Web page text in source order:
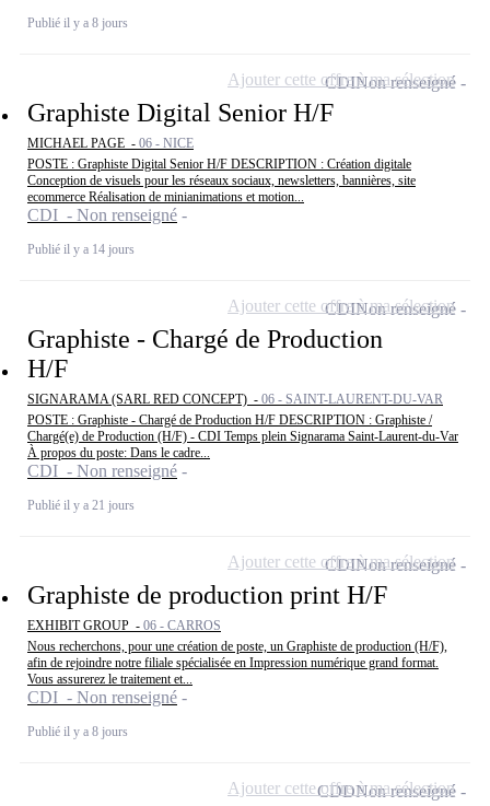
Publié il y a 8 jours
Graphiste Digital Senior H/F
MICHAEL PAGE - 06 - NICE
POSTE : Graphiste Digital Senior H/F DESCRIPTION : Création digitale
Conception de visuels pour les réseaux sociaux, newsletters, bannières, site
ecommerce Réalisation de minianimations et motion...
CDI - Non renseigné
Publié il y a 14 jours
CDINon renseigné
Ajouter cette offre à ma sélection
Graphiste - Chargé de Production
H/F
SIGNARAMA (SARL RED CONCEPT) - 06 - SAINT-LAURENT-DU-VAR
POSTE : Graphiste - Chargé de Production H/F DESCRIPTION : Graphiste /
Chargé(e) de Production (H/F) - CDI Temps plein Signarama Saint-Laurent-du-Var
À propos du poste: Dans le cadre...
CDI - Non renseigné
Publié il y a 21 jours
CDINon renseigné
Ajouter cette offre à ma sélection
Graphiste de production print H/F
EXHIBIT GROUP - 06 - CARROS
Nous recherchons, pour une création de poste, un Graphiste de production (H/F),
afin de rejoindre notre filiale spécialisée en Impression numérique grand format.
Vous assurerez le traitement et...
CDI - Non renseigné
Publié il y a 8 jours
CDINon renseigné
Ajouter cette offre à ma sélection
CDDNon renseigné
Ajouter cette offre à ma sélection